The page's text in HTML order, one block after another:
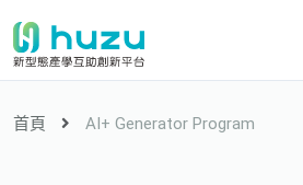
首頁 AI+ Generator Program